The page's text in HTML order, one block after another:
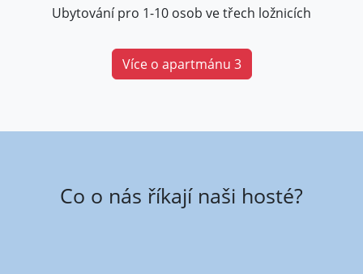
Ubytování pro 1-10 osob ve třech ložnicích
Více o apartmánu 3
Co o nás říkají naši hosté?